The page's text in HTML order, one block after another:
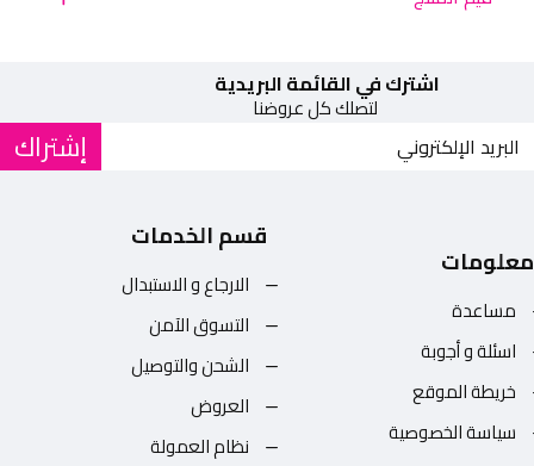
اشترك في القائمة البريدية
لتصلك كل عروضنا
إشتراك
معلومات
مساعدة
اسئلة و أجوبة
خريطة الموقع
سياسة الخصوصية
قسم الخدمات
الارجاع و الاستبدال
التسوق الآمن
الشحن والتوصيل
العروض
نظام العمولة